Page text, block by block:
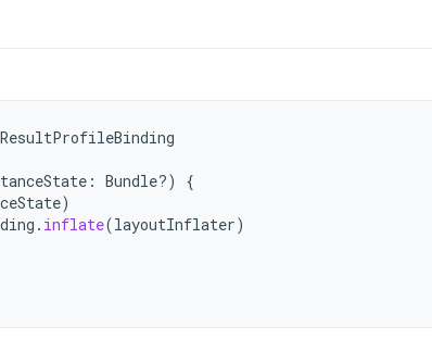
ResultProfileBinding
: Bundle?)
{
)
. inflate(layoutInflater)